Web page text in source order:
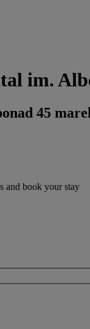
im.
45
and book your stay